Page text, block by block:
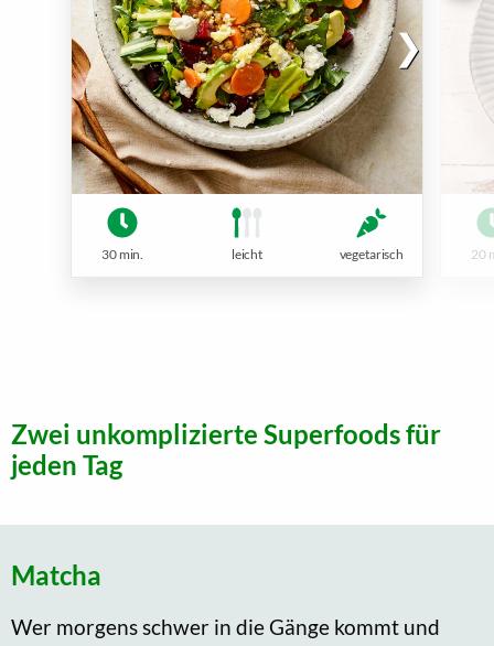
30 min. leicht vegetarisch 20
Zwei unkomplizierte Superfoods für
jeden Tag
Matcha
Wer morgens schwer in die Gänge kommt und